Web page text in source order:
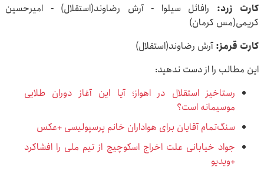
کارت زرد: رافائل سیلوا - آرش رضاوند(استقلال) - امیرحسین
کریمی(مس کرمان)
کارت قرمز: آرش رضاوند(استقلال)
این مطالب را از دست ندهید:
رستاخیز استقلال در اهواز؛ آیا این آغاز دوران طلایی
موسیمانه است؟
سنگ‌تمام آقایان برای هواداران خانم پرسپولیسی +عکس
جواد خیابانی علت اخراج اسکوچیچ از تیم ملی را افشاکرد
+ویدیو